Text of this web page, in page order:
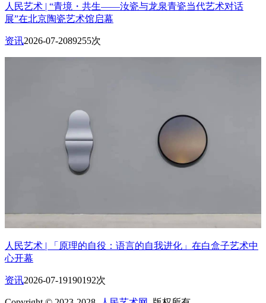
人民艺术 | “青境・共生——汝瓷与龙泉青瓷当代艺术对话
展”在北京陶瓷艺术馆启幕
资讯2026-07-2089255次
人民艺术 | 「原理的自役：语言的自我进化」在白盒子艺术中
心开幕
资讯2026-07-19190192次